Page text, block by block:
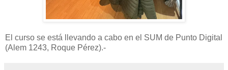
El curso se está llevando a cabo en el SUM de Punto Digital
(Alem 1243, Roque Pérez).-